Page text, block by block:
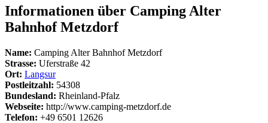
Informationen über Camping Alter
Bahnhof Metzdorf
Name: Camping Alter Bahnhof Metzdorf
Strasse: Uferstraße 42
Ort: Langsur
Postleitzahl: 54308
Bundesland: Rheinland-Pfalz
Webseite: http://www.camping-metzdorf.de
Telefon: +49 6501 12626